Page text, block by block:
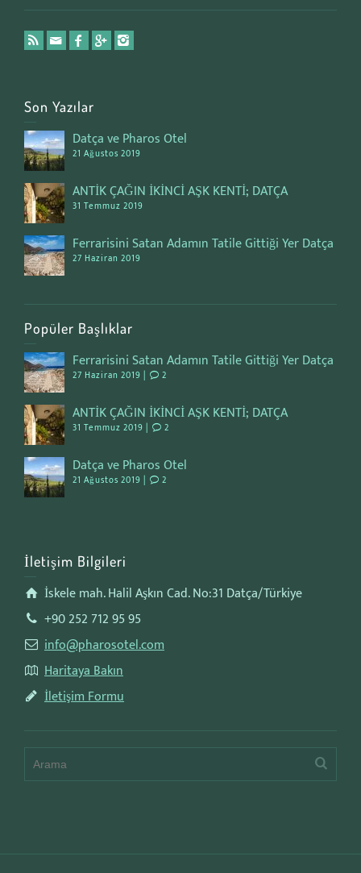
Son Yazılar
Datça ve Pharos Otel
21 Ağustos 2019
ANTİK ÇAĞIN İKİNCİ AŞK KENTİ; DATÇA
31 Temmuz 2019
Ferrarisini Satan Adamın Tatile Gittiği Yer Datça
27 Haziran 2019
Popüler Başlıklar
Ferrarisini Satan Adamın Tatile Gittiği Yer Datça
27 Haziran 2019 | 2
ANTİK ÇAĞIN İKİNCİ AŞK KENTİ; DATÇA
31 Temmuz 2019 | 2
Datça ve Pharos Otel
21 Ağustos 2019 | 2
İletişim Bilgileri
İskele mah. Halil Aşkın Cad. No:31 Datça/Türkiye
+90 252 712 95 95
info@pharosotel.com
Haritaya Bakın
İletişim Formu